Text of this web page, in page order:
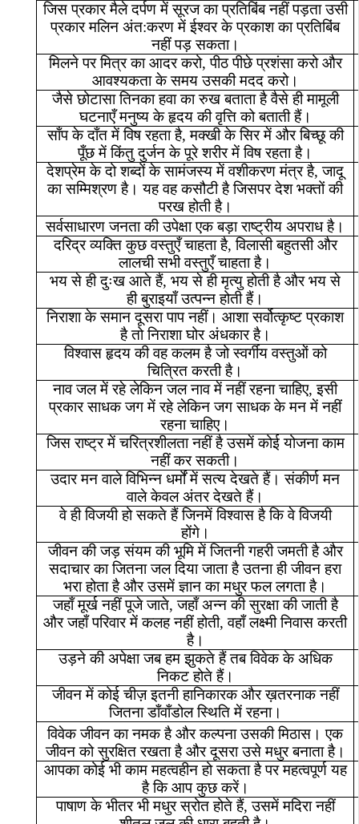
जिस प्रकार मैले दर्पण में सूरज का प्रतिबिंब नहीं पड़ता उसी
प्रकार मलिन अंत:करण में ईश्वर के प्रकाश का प्रतिबिंब
नहीं पड़ सकता।
मिलने पर मित्र का आदर करो,पीठ पीछे प्रशंसा करो और
आवश्यकता के समय उसकी मदद करो।
जैसे छोटासा तिनका हवा का रुख बताता है वैसे ही मामूली
घटनाएँ मनुष्य के हृदय की वृत्ति को बताती हैं।
साँप के दाँत में विष रहता है,मक्खी के सिर में और बिच्छू की
पूँछ में किंतु दुर्जन के पूरे शरीर में विष रहता है।
देशप्रेम के दो शब्दों के सामंजस्य में वशीकरण मंत्र है,जादू
का सम्मिश्रण है। यह वह कसौटी है जिसपर देश भक्तों की
परख होती है।
सर्वसाधारण जनता की उपेक्षा एक बड़ा राष्ट्रीय अपराध है।
दरिद्र व्यक्ति कुछ वस्तुएँ चाहता है,विलासी बहुतसी और
लालची सभी वस्तुएँ चाहता है।
भय से ही दुःख आते हैं,भय से ही मृत्यु होती है और भय से
ही बुराइयाँ उत्पन्न होती हैं।
निराशा के समान दूसरा पाप नहीं। आशा सर्वोत्कृष्ट प्रकाश
है तो निराशा घोर अंधकार है।
विश्वास हृदय की वह कलम है जो स्वर्गीय वस्तुओं को
चित्रित करती है।
नाव जल में रहे लेकिन जल नाव में नहीं रहना चाहिए,इसी
प्रकार साधक जग में रहे लेकिन जग साधक के मन में नहीं
रहना चाहिए।
जिस राष्ट्र में चरित्रशीलता नहीं है उसमें कोई योजना काम
नहीं कर सकती।
उदार मन वाले विभिन्न धर्मों में सत्य देखते हैं। संकीर्ण मन
वाले केवल अंतर देखते हैं।
वे ही विजयी हो सकते हैं जिनमें विश्वास है कि वे विजयी
होंगे।
जीवन की जड़ संयम की भूमि में जितनी गहरी जमती है और
सदाचार का जितना जल दिया जाता है उतना ही जीवन हरा
भरा होता है और उसमें ज्ञान का मधुर फल लगता है।
जहाँ मूर्ख नहीं पूजे जाते,जहाँ अन्न की सुरक्षा की जाती है
और जहाँ परिवार में कलह नहीं होती,वहाँ लक्ष्मी निवास करती
है।
उड़ने की अपेक्षा जब हम झुकते हैं तब विवेक के अधिक
निकट होते हैं।
जीवन में कोई चीज़ इतनी हानिकारक और ख़तरनाक नहीं
जितना डाँवाँडोल स्थिति में रहना।
विवेक जीवन का नमक है और कल्पना उसकी मिठास। एक
जीवन को सुरक्षित रखता है और दूसरा उसे मधुर बनाता है।
आपका कोई भी काम महत्वहीन हो सकता है पर महत्वपूर्ण यह
है कि आप कुछ करें।
पाषाण के भीतर भी मधुर स्रोत होते हैं,उसमें मदिरा नहीं